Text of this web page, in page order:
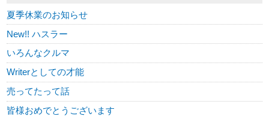
夏季休業のお知らせ
New!! ハスラー
いろんなクルマ
Writerとしての才能
売ってたって話
皆様おめでとうございます